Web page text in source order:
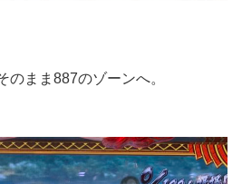
のまま887のゾーンへ。